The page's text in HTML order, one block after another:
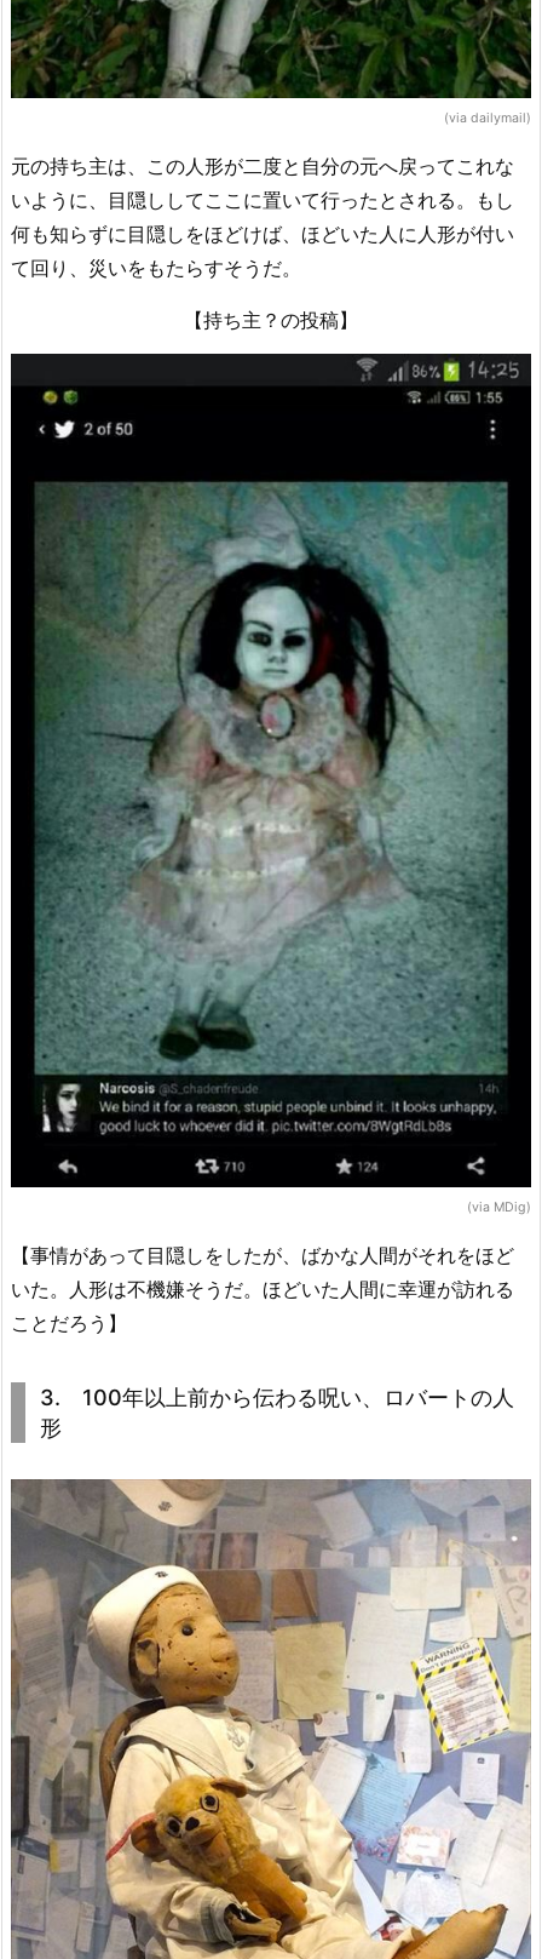
(via dailymail)
元の持ち主は、この人形が二度と自分の元へ戻ってこれな
いように、目隠ししてここに置いて行ったとされる。もし
何も知らずに目隠しをほどけば、ほどいた人に人形が付い
て回り、災いをもたらすそうだ。
【持ち主？の投稿】
(via MDig)
【事情があって目隠しをしたが、ばかな人間がそれをほど
いた。人形は不機嫌そうだ。ほどいた人間に幸運が訪れる
ことだろう】
3. 100年以上前から伝わる呪い、ロバートの人
形